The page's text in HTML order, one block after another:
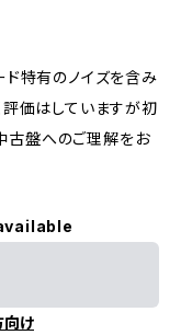
ド特有のノイズを含み
評価はしていますが初
古盤へのご理解をお
向け